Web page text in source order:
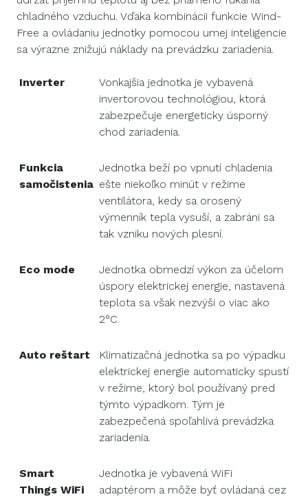
chladného vzduchu. Vďaka kombinácii funkcie Wind-
Free a ovládaniu jednotky pomocou umej inteligencie
sa výrazne znižujú náklady na prevádzku zariadenia.
Inverter
Vonkajšia jednotka je vybavená
invertorovou technológiou, ktorá
zabezpečuje energeticky úsporný
chod zariadenia.
Funkcia
samočistenia
Jednotka beží po vpnutí chladenia
ešte niekoľko minút v režime
ventilátora, kedy sa orosený
výmenník tepla vysuší, a zabráni sa
tak vzniku nových plesní.
Eco mode
Jednotka obmedzí výkon za účelom
úspory elektrickej energie, nastavená
teplota sa však nezvýši o viac ako
2°C.
Auto reštart
Klimatizačná jednotka sa po výpadku
elektrickej energie automaticky spustí
v režime, ktorý bol používaný pred
týmto výpadkom. Tým je
zabezpečená spoľahlivá prevádzka
zariadenia.
Smart
Things WiFi
Jednotka je vybavená WiFi
adaptérom a môže byť ovládaná cez